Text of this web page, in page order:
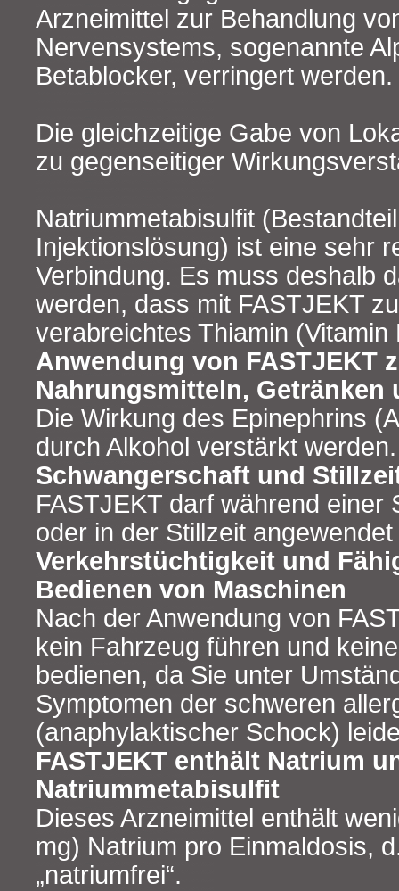
Arzneimittel zur Behandlung
Nervensystems, sogenannte
Betablocker, verringert werden.
Die gleichzeitige Gabe von
zu gegenseitiger
Natriummetabisulfit
Injektionslösung) ist eine sehr
Verbindung. Es muss deshalb
werden, dass mit FASTJEKT
verabreichtes Thiamin
Anwendung von FASTJEKT
Nahrungsmitteln, Getränken
Die Wirkung des Epinephrins
durch Alkohol verstärkt werden.
Schwangerschaft und
FASTJEKT darf während einer
oder in der Stillzeit
Verkehrstüchtigkeit und
Bedienen von Maschinen
Nach der Anwendung von
kein Fahrzeug führen und
bedienen, da Sie unter
Symptomen der schweren
(anaphylaktischer Schock)
FASTJEKT enthält Natrium
Natriummetabisulfit
Dieses Arzneimittel enthält
mg) Natrium pro Einmaldosis,
„natriumfrei“.